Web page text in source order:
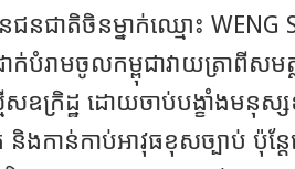
ជនជាតិចិនម្នាក់ឈ្មោះ WENG
ក់បំរាមចូលកម្ពុជាវាយត្រាពីសម
ើសឧក្រិដ្ឋ ដោយចាប់បង្ខាំងមនុស្
ក់ និងកាន់កាប់អាវុធខុសច្បាប់ ប៉ុ